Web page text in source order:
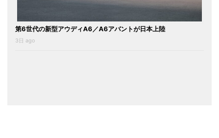
第6世代の新型アウディA6／A6アバントが日本上陸
3日 ago